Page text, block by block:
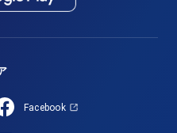
Facebook